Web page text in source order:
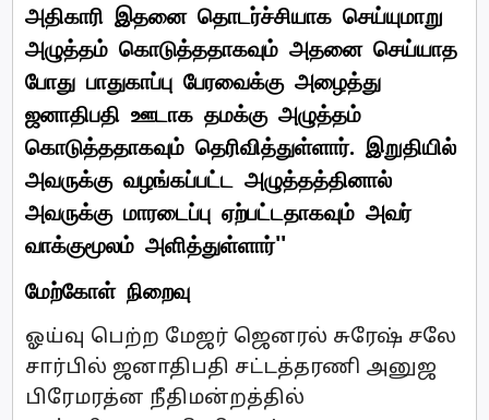
அதிகாரி இதனை தொடர்ச்சியாக செய்யுமாறு
அழுத்தம் கொடுத்ததாகவும் அதனை செய்யாத
போது பாதுகாப்பு பேரவைக்கு அழைத்து
ஜனாதிபதி ஊடாக தமக்கு அழுத்தம்
கொடுத்ததாகவும் தெரிவித்துள்ளார். இறுதியில்
அவருக்கு வழங்கப்பட்ட அழுத்தத்தினால்
அவருக்கு மாரடைப்பு ஏற்பட்டதாகவும் அவர்
வாக்குமூலம் அளித்துள்ளார்''
மேற்கோள் நிறைவு
ஓய்வு பெற்ற மேஜர் ஜெனரல் சுரேஷ் சலே
சார்பில் ஜனாதிபதி சட்டத்தரணி அனுஜ
பிரேமரத்ன நீதிமன்றத்தில்